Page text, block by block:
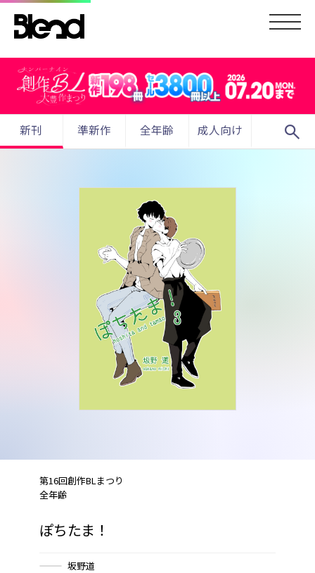
新刊 準新作 全年齢 成人向け search
第16回創作BLまつり
全年齢
ぽちたま！
坂野道